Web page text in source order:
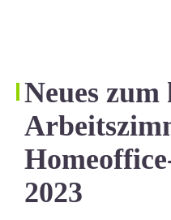
Neues
2023
KONTAKT